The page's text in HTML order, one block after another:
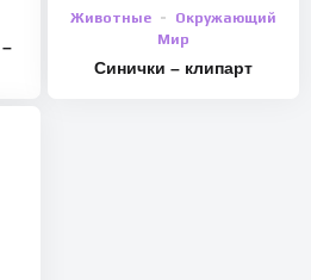
Животные
Окружающий
Мир
Синички – клипарт